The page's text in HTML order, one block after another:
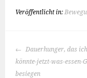
Veröffentlicht in:
BEITRAGS-
NAVIGATION
Dauerhunger, das
könnte-jetzt-was-essen-
besiegen